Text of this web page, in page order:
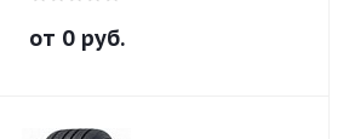
от 0руб.